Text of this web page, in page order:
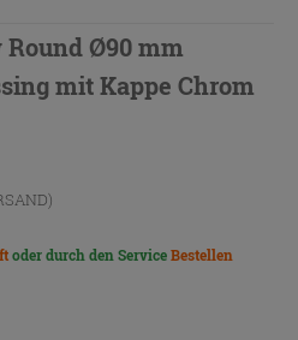
Ø90 mm
mit Kappe Chrom
)
oder durch den ServiceBestellen